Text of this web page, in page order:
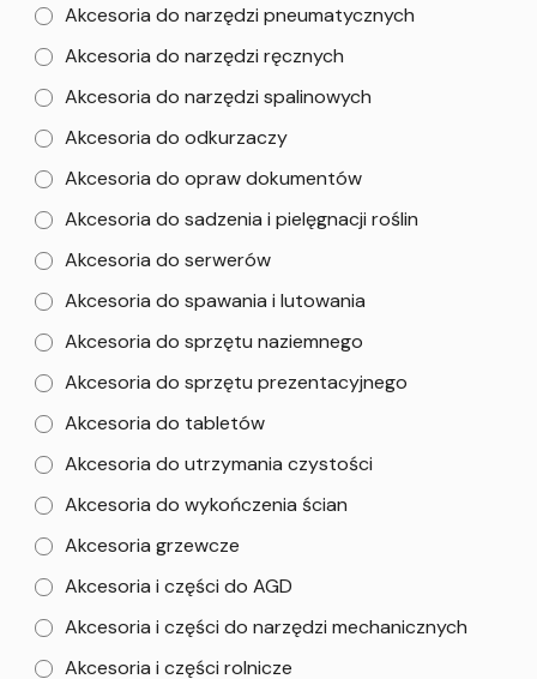
Akcesoria do narzędzi pneumatycznych
Akcesoria do narzędzi ręcznych
Akcesoria do narzędzi spalinowych
Akcesoria do odkurzaczy
Akcesoria do opraw dokumentów
Akcesoria do sadzenia i pielęgnacji roślin
Akcesoria do serwerów
Akcesoria do spawania i lutowania
Akcesoria do sprzętu naziemnego
Akcesoria do sprzętu prezentacyjnego
Akcesoria do tabletów
Akcesoria do utrzymania czystości
Akcesoria do wykończenia ścian
Akcesoria grzewcze
Akcesoria i części do AGD
Akcesoria i części do narzędzi mechanicznych
Akcesoria i części rolnicze